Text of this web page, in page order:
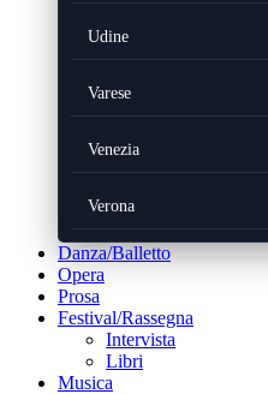
Udine
Varese
Venezia
Verona
Danza/Balletto
Opera
Prosa
Festival/Rassegna
Intervista
Libri
Musica